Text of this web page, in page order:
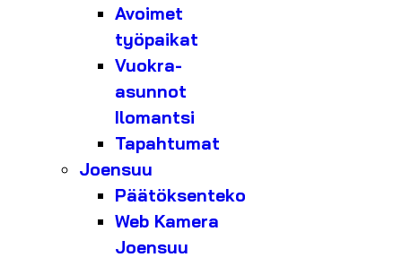
Avoimet
työpaikat
Vuokra-
asunnot
Ilomantsi
Tapahtumat
Joensuu
Päätöksenteko
Web Kamera
Joensuu